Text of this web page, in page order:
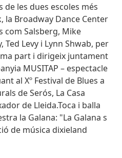
de les dues escoles més
la Broadway Dance Center
com Salsberg, Mike
Ted Levy i Lynn Shwab, per
part i dirigeix juntament
MUSITAP – espectacle
al Xº Festival de Blues a
de Serós, La Casa
de Lleida.Toca i balla
la Galana: "La Galana s
de música dixieland